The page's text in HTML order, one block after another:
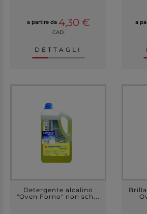
a partire da 4,30 €
CAD.
DETTAGLI
a
Detergente alcalino
"Oven Forno" non sch...